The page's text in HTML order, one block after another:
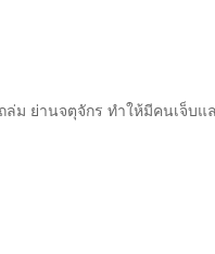
ม ย่านจตุจักร ทำให้มีคนเจ็บแ